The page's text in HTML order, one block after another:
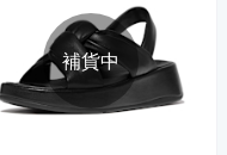
補貨中